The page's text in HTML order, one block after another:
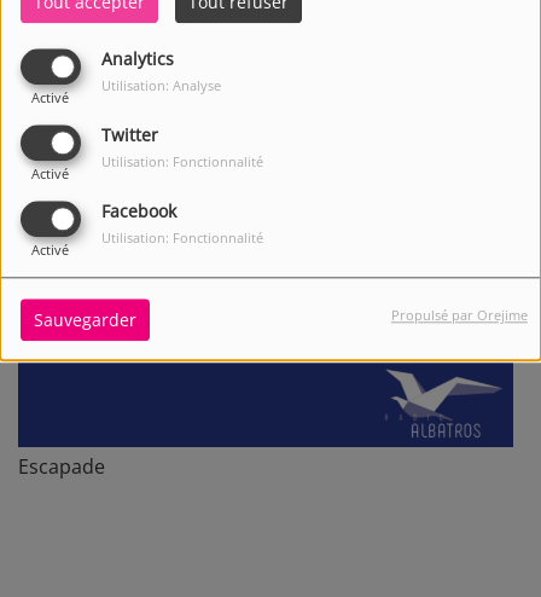
Analytics
Activé
Utilisation: Analyse
Twitter
Activé
Utilisation: Fonctionnalité
Facebook
Activé
Utilisation: Fonctionnalité
Sauvegarder Propulsé par Orejime
Escapade